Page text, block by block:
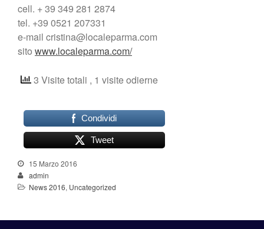
cell. + 39 349 281 2874
tel. +39 0521 207331
e-mail cristina@localeparma.com
sito www.localeparma.com/
3 Visite totali , 1 visite odierne
Condividi
Tweet
15 Marzo 2016
admin
News 2016, Uncategorized